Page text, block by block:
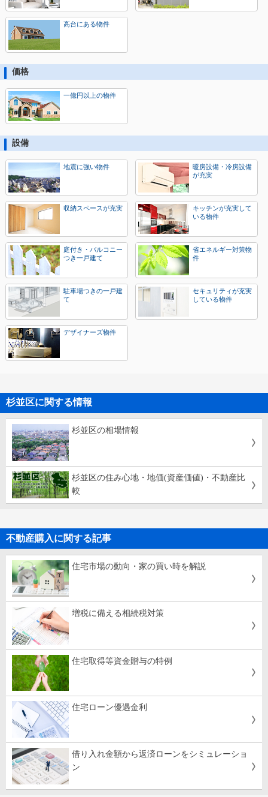
高台にある物件
価格
一億円以上の物件
設備
地震に強い物件
暖房設備・冷房設備
が充実
収納スペースが充実
キッチンが充実して
いる物件
庭付き・バルコニー
つき一戸建て
省エネルギー対策物
件
駐車場つきの一戸建
て
セキュリティが充実
している物件
デザイナーズ物件
杉並区に関する情報
杉並区の相場情報
杉並区の住み心地・地価(資産価値)・不動産比
較
不動産購入に関する記事
住宅市場の動向・家の買い時を解説
増税に備える相続税対策
住宅取得等資金贈与の特例
住宅ローン優遇金利
借り入れ金額から返済ローンをシミュレーショ
ン